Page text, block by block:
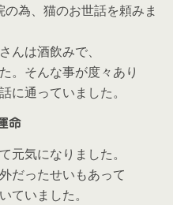
為、猫のお世話を頼みま
んは酒飲みで、
。そんな事が度々あり
に通っていました。
命
元気になりました。
だったせいもあって
ていました。